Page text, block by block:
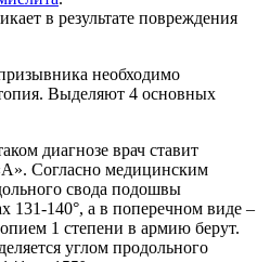
в результате повреждения
необходимо
Выделяют 4 основных
диагнозе врач ставит
Согласно медицинским
свода подошвы
131-140°, а в поперечном виде –
1 степени в армию берут.
углом продольного